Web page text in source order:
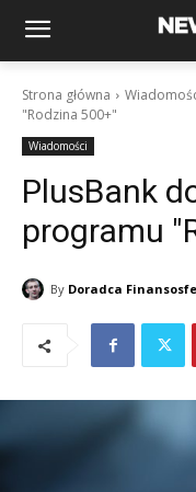
Strona główna
"Rodzina 500+"
Wiadomości
PlusBank
programu
By Doradca